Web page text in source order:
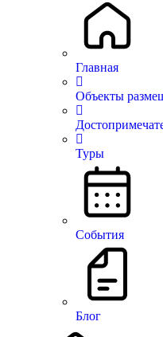
Главная
Объекты
Туры
События
Блог
There are no similar listings
© Все